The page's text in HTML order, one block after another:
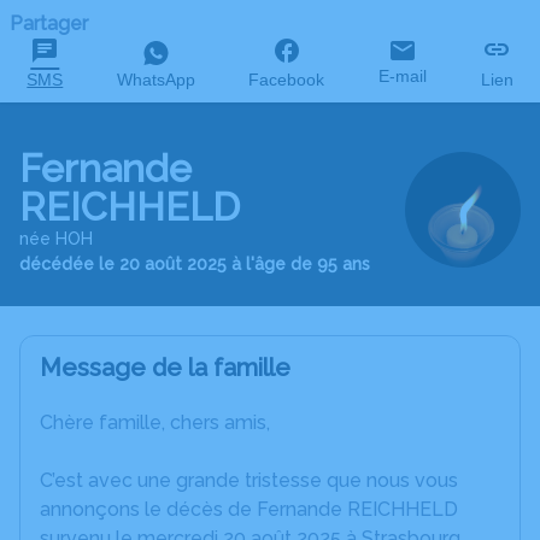
Partager
SMS WhatsApp Facebook E-mail Lien
Fernande
REICHHELD
née HOH
décédée le 20 août 2025 à l'âge de 95 ans
Message de la famille
Chère famille, chers amis,
C’est avec une grande tristesse que nous vous
annonçons le décès de Fernande REICHHELD